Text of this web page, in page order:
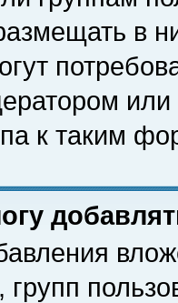
в
к таким